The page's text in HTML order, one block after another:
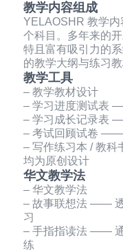
教学内容组成
YELAOSHR 教学
个科目。多年来的
特且富有吸引力的
的教学大纲与练习教
教学工具
– 教学教材设计
– 学习进度测试表
– 学习成长记录表
– 考试回顾试卷 ——
– 写作练习本 / 教
均为原创设计
华文教学法
– 华文教学法
– 故事联想法 ——
习
– 手指指读法 —— 通
练